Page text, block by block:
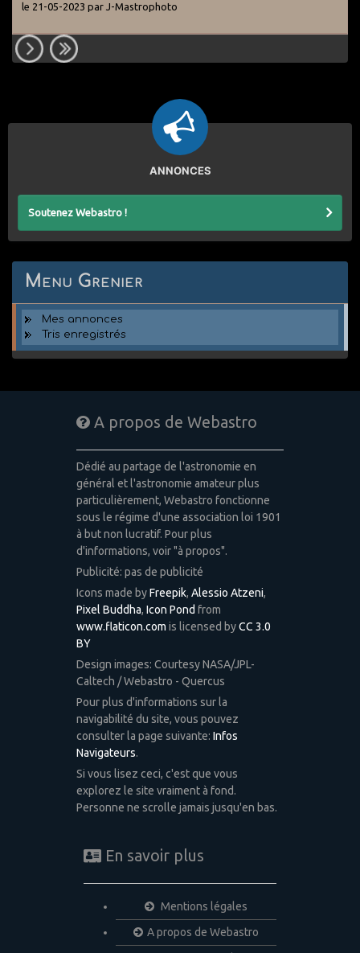
le 21-05-2023 par J-Mastrophoto
ANNONCES
Soutenez Webastro !
Menu Grenier
Mes annonces
Tris enregistrés
A propos de Webastro
Dédié au partage de l'astronomie en
général et l'astronomie amateur plus
particulièrement, Webastro fonctionne
sous le régime d'une association loi 1901
à but non lucratif. Pour plus
d'informations, voir "à propos".
Publicité: pas de publicité
Icons made byFreepik, Alessio Atzeni,
Pixel Buddha, Icon Pond from
www.flaticon.com is licensed byCC 3.0
BY
Design images: Courtesy NASA/JPL-
Caltech / Webastro - Quercus
Pour plus d'informations sur la
navigabilité du site, vous pouvez
consulter la page suivante: Infos
Navigateurs.
Si vous lisez ceci, c'est que vous
explorez le site vraiment à fond.
Personne ne scrolle jamais jusqu'en bas.
En savoir plus
Mentions légales
A propos de Webastro